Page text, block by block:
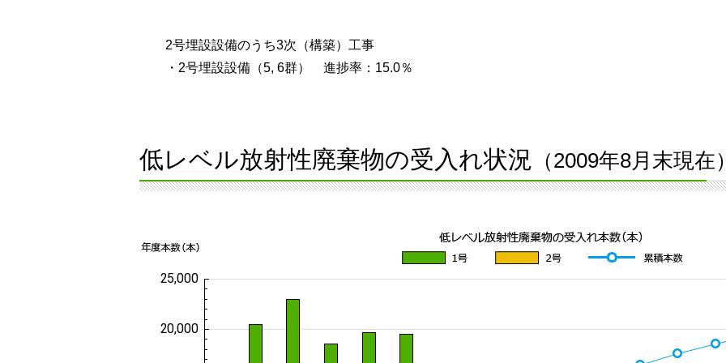
2号埋設設備のうち3次（構築）工事
・2号埋設設備（5, 6群） 進捗率：15.0％
低レベル放射性廃棄物の受入れ状況 （2009年8月末現在